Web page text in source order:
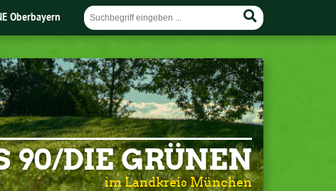
Oberbayern
90/DIE GRÜNEN
im Landkreis München